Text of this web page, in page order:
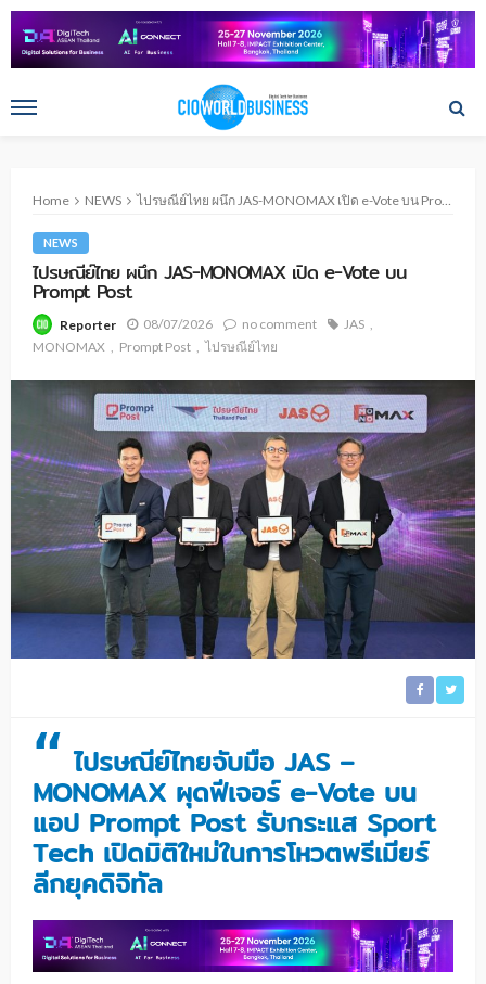
Home NEWS ไปรษณีย์ไทย ผนึก JAS-MONOMAX เปิด e-Vote บน Prompt Post
NEWS
ไปรษณีย์ไทย ผนึก JAS-MONOMAX เปิด e-Vote บน
Prompt Post
Reporter 08/07/2026 no comment
JAS
MONOMAX
Prompt Post ไปรษณีย์ไทย
“ ไปรษณีย์ไทยจับมือ JAS –
MONOMAX ผุดฟีเจอร์ e-Vote บน
แอป Prompt Post รับกระแส Sport
Tech เปิดมิติใหม่ในการโหวตพรีเมียร์
ลีกยุคดิจิทัล